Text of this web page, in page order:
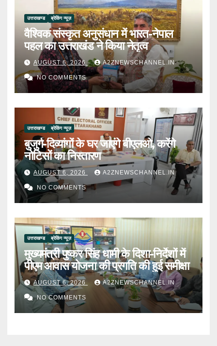
उत्तराखण्ड ब्रेकिंग न्यूज़
वैश्विक संस्कृत अनुसंधान में भारत-नेपाल
पहल का उत्तराखंड ने किया नेतृत्व
AUGUST 6, 2026 A2ZNEWSCHANNEL.IN
NO COMMENTS
उत्तराखण्ड ब्रेकिंग न्यूज़
बुजुर्ग-दिव्यांगों के घर जाएंगे बीएलओ, करेंगे
नोटिसों का निस्तारण
AUGUST 6, 2026 A2ZNEWSCHANNEL.IN
NO COMMENTS
उत्तराखण्ड ब्रेकिंग न्यूज़
मुख्यमंत्री पुष्कर सिंह धामी के दिशा-निर्देशों में
पीएम आवास योजना की प्रगति की हुई समीक्षा
AUGUST 6, 2026 A2ZNEWSCHANNEL.IN
NO COMMENTS